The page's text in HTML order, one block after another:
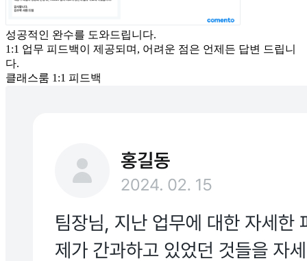
성공적인 완수를 도와드립니다.
1:1 업무 피드백이 제공되며, 어려운 점은 언제든 답변 드립니
다.
클래스룸 1:1 피드백